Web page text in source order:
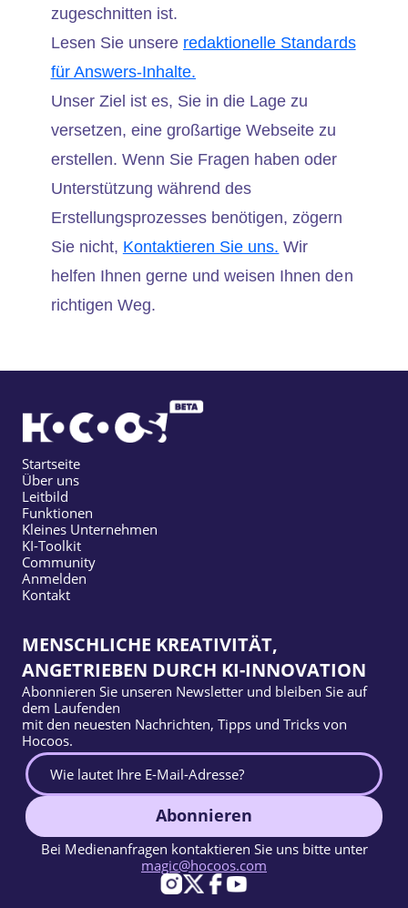
zugeschnitten ist.
Lesen Sie unsere redaktionelle Standards
für Answers-Inhalte.
Unser Ziel ist es, Sie in die Lage zu
versetzen, eine großartige Webseite zu
erstellen. Wenn Sie Fragen haben oder
Unterstützung während des
Erstellungsprozesses benötigen, zögern
Sie nicht, Kontaktieren Sie uns. Wir
helfen Ihnen gerne und weisen Ihnen den
richtigen Weg.
Startseite
Über uns
Leitbild
Funktionen
Kleines Unternehmen
KI-Toolkit
Community
Anmelden
Kontakt
MENSCHLICHE KREATIVITÄT,
ANGETRIEBEN DURCH KI-INNOVATION
Abonnieren Sie unseren Newsletter und bleiben Sie auf
dem Laufenden
mit den neuesten Nachrichten, Tipps und Tricks von
Hocoos.
Abonnieren
Bei Medienanfragen kontaktieren Sie uns bitte unter
magic@hocoos.com